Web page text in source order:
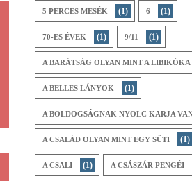
5 PERCES MESÉK (1) 6 (1)
70-ES ÉVEK (1) 9/11 (1)
A BARÁTSÁG OLYAN MINT A LIBIKÓKA
A BELLES LÁNYOK (1)
A BOLDOGSÁGNAK NYOLC KARJA
A CSALÁD OLYAN MINT EGY SÜTI (1)
A CSALI (1) A CSÁSZÁR PENGÉI